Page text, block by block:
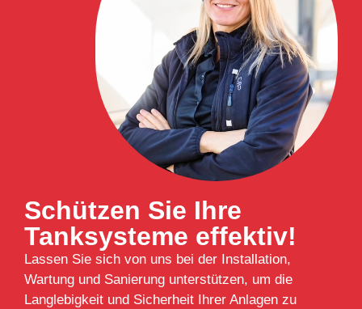
Schützen Sie Ihre
Tanksysteme effektiv!
Lassen Sie sich von uns bei der Installation,
Wartung und Sanierung unterstützen, um die
Langlebigkeit und Sicherheit Ihrer Anlagen zu